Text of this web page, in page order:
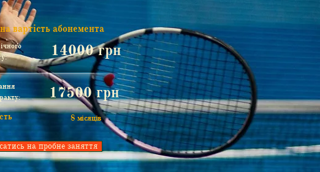
вартість абонемента
14000 грн
8 місяців
17500 грн
на пробне заняття